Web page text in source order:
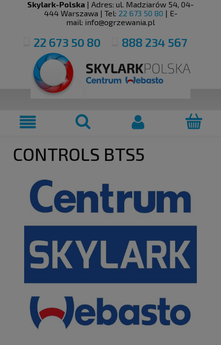
Skylark-Polska | Adres: ul. Madziarów 54, 04-
444 Warszawa | Tel: 22 673 50 80 | E-
mail: info@ogrzewania.pl
22 673 50 80 888 234 567
CONTROLS BTS5